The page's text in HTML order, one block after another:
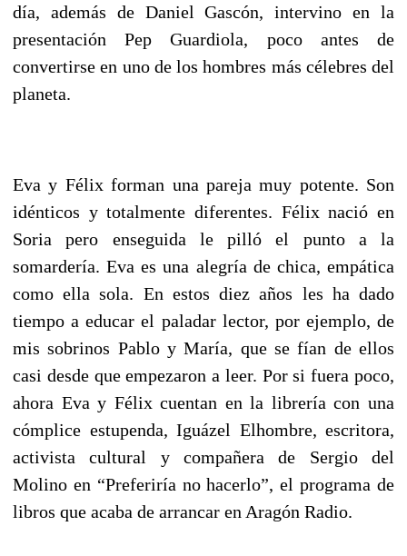
día, además de Daniel Gascón, intervino en la
presentación Pep Guardiola, poco antes de
convertirse en uno de los hombres más célebres del
planeta.
Eva y Félix forman una pareja muy potente. Son
idénticos y totalmente diferentes. Félix nació en
Soria pero enseguida le pilló el punto a la
somardería. Eva es una alegría de chica, empática
como ella sola. En estos diez años les ha dado
tiempo a educar el paladar lector, por ejemplo, de
mis sobrinos Pablo y María, que se fían de ellos
casi desde que empezaron a leer. Por si fuera poco,
ahora Eva y Félix cuentan en la librería con una
cómplice estupenda, Iguázel Elhombre, escritora,
activista cultural y compañera de Sergio del
Molino en “Preferiría no hacerlo”, el programa de
libros que acaba de arrancar en Aragón Radio.